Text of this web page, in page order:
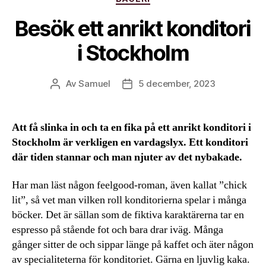
Besök ett anrikt konditori
i Stockholm
Inläggsförfattare
AvSamuel Inläggsdatum
5 december, 2023
Att få slinka in och ta en fika på ett anrikt konditori i
Stockholm är verkligen en vardagslyx. Ett konditori
där tiden stannar och man njuter av det nybakade.
Har man läst någon feelgood-roman, även kallat ”chick
lit”, så vet man vilken roll konditorierna spelar i många
böcker. Det är sällan som de fiktiva karaktärerna tar en
espresso på stående fot och bara drar iväg. Många
gånger sitter de och sippar länge på kaffet och äter någon
av specialiteterna för konditoriet. Gärna en ljuvlig kaka.